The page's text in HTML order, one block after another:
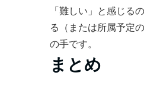
「難しい」と感じる
る（または所属予定
の手です。
まとめ